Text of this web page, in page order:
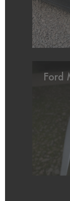
Ford